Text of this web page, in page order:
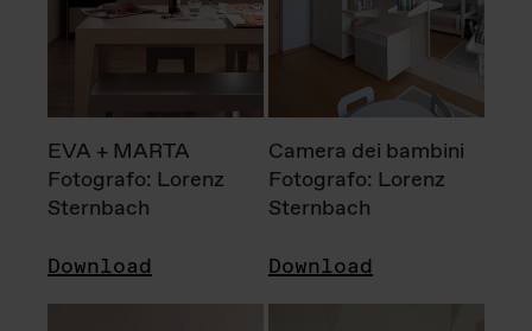
EVA + MARTA
Fotografo: Lorenz
Sternbach
Download
Camera dei bambini
Fotografo: Lorenz
Sternbach
Download